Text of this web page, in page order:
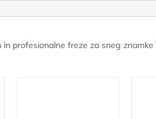
profesionalne freze za sneg znamke